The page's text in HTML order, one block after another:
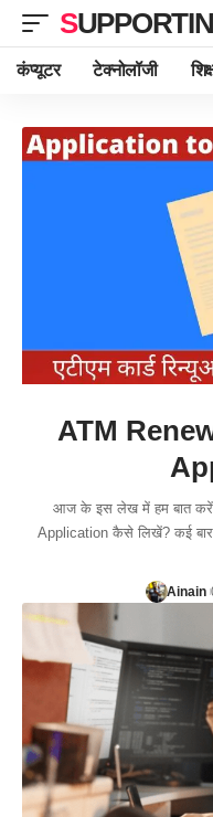
कंप्यूटर टेक्नोलॉजी
ATM
आज के इस लेख में हम बात
Application कैसे लिखें? कई बार
Ainain